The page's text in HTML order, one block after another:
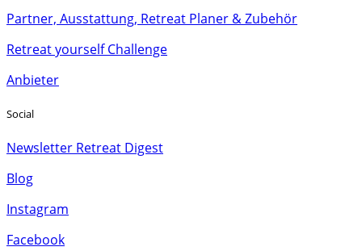
Partner, Ausstattung, Retreat Planer & Zubehör
Retreat yourself Challenge
Anbieter
Social
Newsletter Retreat Digest
Blog
Instagram
Facebook